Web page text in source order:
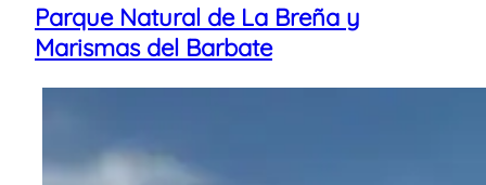
Parque Natural de La Breña y
Marismas del Barbate